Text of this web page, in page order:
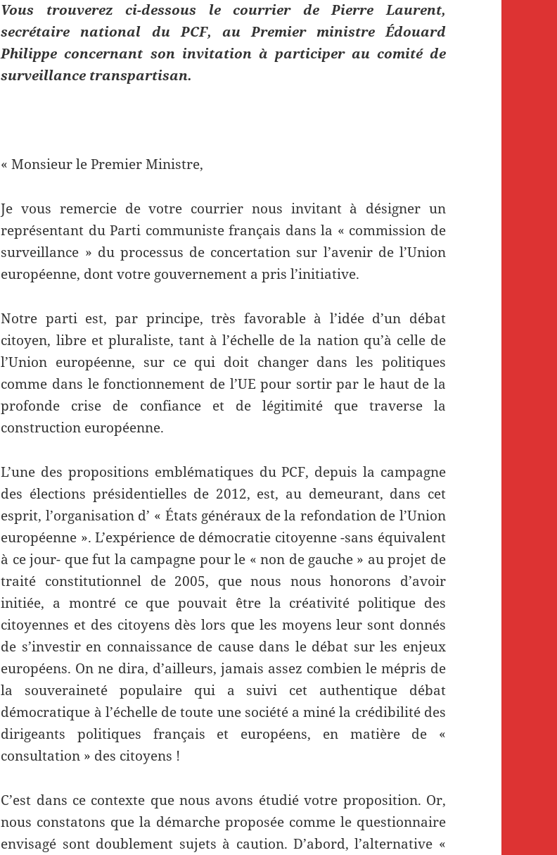
Vous trouverez ci-dessous le courrier de Pierre Laurent,
secrétaire national du PCF, au Premier ministre Édouard
Philippe concernant son invitation à participer au comité de
surveillance transpartisan.
« Monsieur le Premier Ministre,
Je vous remercie de votre courrier nous invitant à désigner un
représentant du Parti communiste français dans la « commission de
surveillance » du processus de concertation sur l’avenir de l’Union
européenne, dont votre gouvernement a pris l’initiative.
Notre parti est, par principe, très favorable à l’idée d’un débat
citoyen, libre et pluraliste, tant à l’échelle de la nation qu’à celle de
l’Union européenne, sur ce qui doit changer dans les politiques
comme dans le fonctionnement de l’UE pour sortir par le haut de la
profonde crise de confiance et de légitimité que traverse la
construction européenne.
L’une des propositions emblématiques du PCF, depuis la campagne
des élections présidentielles de 2012, est, au demeurant, dans cet
esprit, l’organisation d’ « États généraux de la refondation de l’Union
européenne ». L’expérience de démocratie citoyenne -sans équivalent
à ce jour- que fut la campagne pour le « non de gauche » au projet de
traité constitutionnel de 2005, que nous nous honorons d’avoir
initiée, a montré ce que pouvait être la créativité politique des
citoyennes et des citoyens dès lors que les moyens leur sont donnés
de s’investir en connaissance de cause dans le débat sur les enjeux
européens. On ne dira, d’ailleurs, jamais assez combien le mépris de
la souveraineté populaire qui a suivi cet authentique débat
démocratique à l’échelle de toute une société a miné la crédibilité des
dirigeants politiques français et européens, en matière de «
consultation » des citoyens !
C’est dans ce contexte que nous avons étudié votre proposition. Or,
nous constatons que la démarche proposée comme le questionnaire
envisagé sont doublement sujets à caution. D’abord, l’alternative «